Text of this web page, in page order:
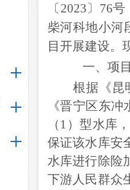
〔 2023〕76号
柴河科地小河
目开展建设。
一、 项
根据《昆
《晋宁区东
（1）型水库
保证该水库安
水库进行除险
下游人民群众